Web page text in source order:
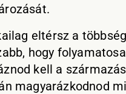
eltérsz a
hogy
kell a
magyarázkodnod